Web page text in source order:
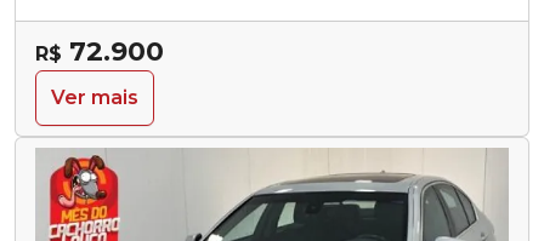
R$ 72.900
Ver mais